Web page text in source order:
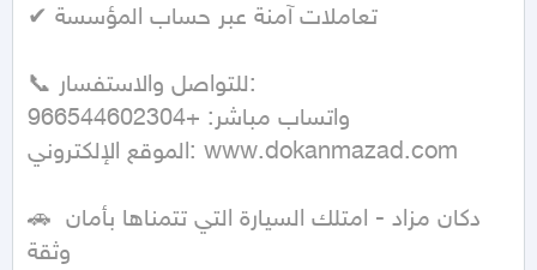
✔ تعاملات آمنة عبر حساب المؤسسة
📞 للتواصل والاستفسار:
واتساب مباشر: +966544602304
الموقع الإلكتروني: www.dokanmazad.com
🚗 دكان مزاد - امتلك السيارة التي تتمناها بأمان
وثقة